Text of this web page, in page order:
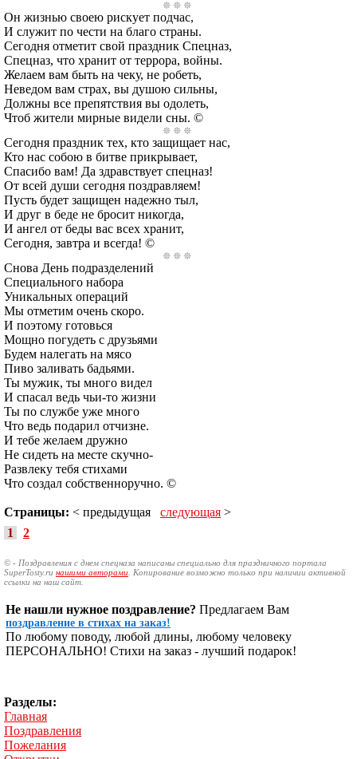
Он жизнью своею рискует подчас,
И служит по чести на благо страны.
Сегодня отметит свой праздник Спецназ,
Спецназ, что хранит от террора, войны.
Желаем вам быть на чеку, не робеть,
Неведом вам страх, вы душою сильны,
Должны все препятствия вы одолеть,
Чтоб жители мирные видели сны. ©
Сегодня праздник тех, кто защищает нас,
Кто нас собою в битве прикрывает,
Спасибо вам! Да здравствует спецназ!
От всей души сегодня поздравляем!
Пусть будет защищен надежно тыл,
И друг в беде не бросит никогда,
И ангел от беды вас всех хранит,
Сегодня, завтра и всегда! ©
Снова День подразделений
Специального набора
Уникальных операций
Мы отметим очень скоро.
И поэтому готовься
Мощно погудеть с друзьями
Будем налегать на мясо
Пиво заливать бадьями.
Ты мужик, ты много видел
И спасал ведь чьи-то жизни
Ты по службе уже много
Что ведь подарил отчизне.
И тебе желаем дружно
Не сидеть на месте скучно-
Развлеку тебя стихами
Что создал собственноручно. ©
Страницы: < предыдущая следующая >
1
2
© - Поздравления с днем спецназа написаны специально для праздничного портала
SuperTosty.ru нашими авторами . Копирование возможно только при наличии активной
ссылки на наш сайт.
Не нашли нужное поздравление? Предлагаем Вам
поздравление в стихах на заказ!
По любому поводу, любой длины, любому человеку
ПЕРСОНАЛЬНО! Стихи на заказ - лучший подарок!
Разделы:
Главная
Поздравления
Пожелания